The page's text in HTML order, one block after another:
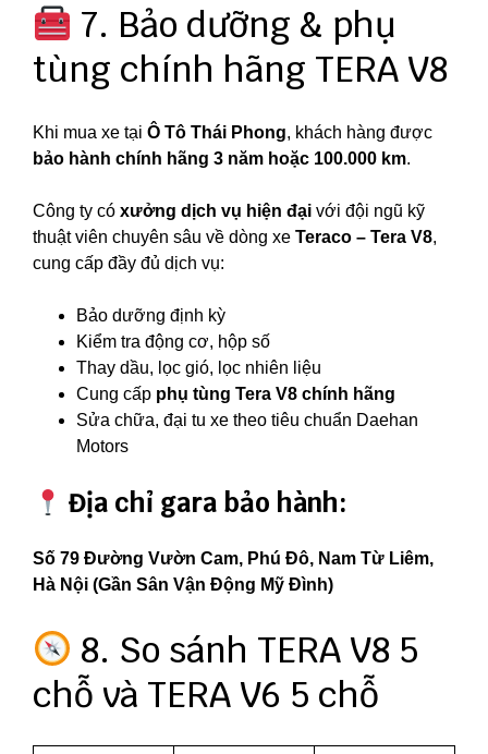
7. Bảo dưỡng & phụ
tùng chính hãng TERA V8
Khi mua xe tại Ô Tô Thái Phong, khách hàng được
bảo hành chính hãng 3 năm hoặc 100.000 km.
Công ty có xưởng dịch vụ hiện đại với đội ngũ kỹ
thuật viên chuyên sâu về dòng xe Teraco – Tera V8,
cung cấp đầy đủ dịch vụ:
Bảo dưỡng định kỳ
Kiểm tra động cơ, hộp số
Thay dầu, lọc gió, lọc nhiên liệu
Cung cấp phụ tùng Tera V8 chính hãng
Sửa chữa, đại tu xe theo tiêu chuẩn Daehan
Motors
Địa chỉ gara bảo hành:
Số 79 Đường Vườn Cam, Phú Đô, Nam Từ Liêm,
Hà Nội (Gần Sân Vận Động Mỹ Đình)
8. So sánh TERA V8 5
chỗ và TERA V6 5 chỗ